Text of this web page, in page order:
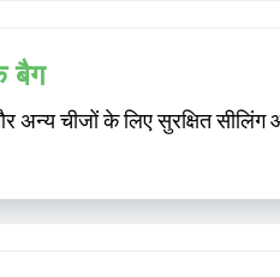
बैग
अन्य चीजों के लिए सुरक्षित